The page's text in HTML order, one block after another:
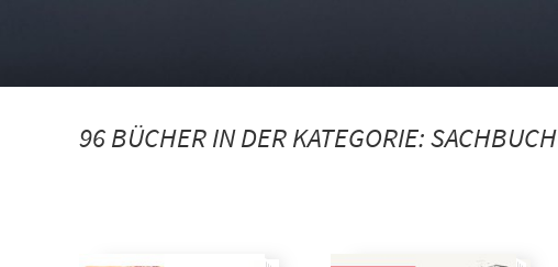
96 BÜCHER IN DER KATEGORIE:SACHBUCH